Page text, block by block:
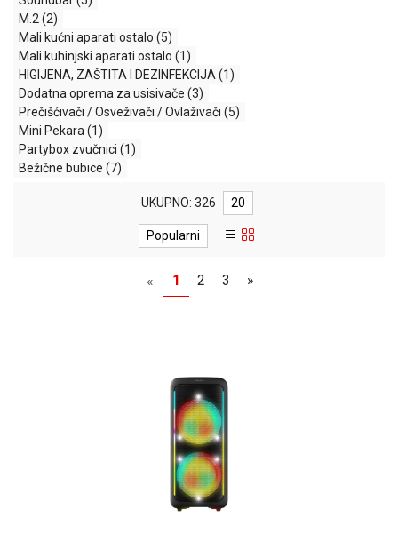
MREŽNA
OPREMA
SKENERI I
FOTOKOPIRI
FOTOAPARATI
I KAMERE
M.2 (2)
Mali kućni aparati ostalo (5)
Mali kuhinjski aparati ostalo (1)
HIGIJENA, ZAŠTITA I DEZINFEKCIJA (1)
Dodatna oprema za usisivače (3)
Prečišćivači / Osveživači / Ovlaživači (5)
Mini Pekara (1)
Partybox zvučnici (1)
Bežične bubice (7)
UKUPNO: 326 20
Popularni
« 1 2 3 »